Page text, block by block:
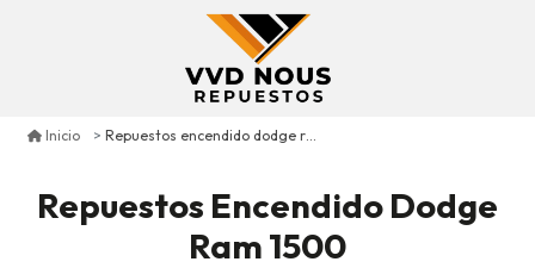
Inicio Repuestos encendido dodge ram 1500
Repuestos Encendido Dodge
Ram 1500